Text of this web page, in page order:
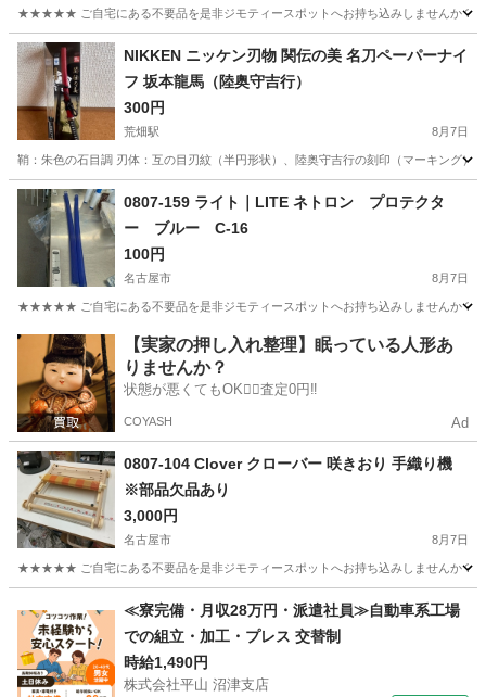
★★★★★ ご自宅にある不要品を是非ジモティースポットへお持ち込みしませんか？
愛知 名古屋市 小皿
NIKKEN ニッケン刃物 関伝の美 名刀ペーパーナイ
フ 坂本龍馬（陸奥守吉行）
300円
荒畑駅 8月7日
鞘：朱色の石目調 刃体：互の目刃紋（半円形状）、陸奥守吉行の刻印（マーキン
愛知 名古屋市 ノベルティグッズ
0807-159 ライト｜LITE ネトロン プロテクタ
ー ブルー C-16
100円
名古屋市 8月7日
★★★★★ ご自宅にある不要品を是非ジモティースポットへお持ち込みしませんか？
愛知 名古屋市 家庭用品 ネトロン
【実家の押し入れ整理】眠っている人形あ
りませんか？
状態が悪くてもOK🙆‍♀️査定0円‼️
COYASH Ad
0807-104 Clover クローバー 咲きおり 手織り機
※部品欠品あり
3,000円
名古屋市 8月7日
★★★★★ ご自宅にある不要品を是非ジモティースポットへお持ち込みしませんか？
生活雑貨 Clover
≪寮完備・月収28万円・派遣社員≫自動車系工場
での組立・加工・プレス 交替制
時給1,490円
株式会社平山 沼津支店